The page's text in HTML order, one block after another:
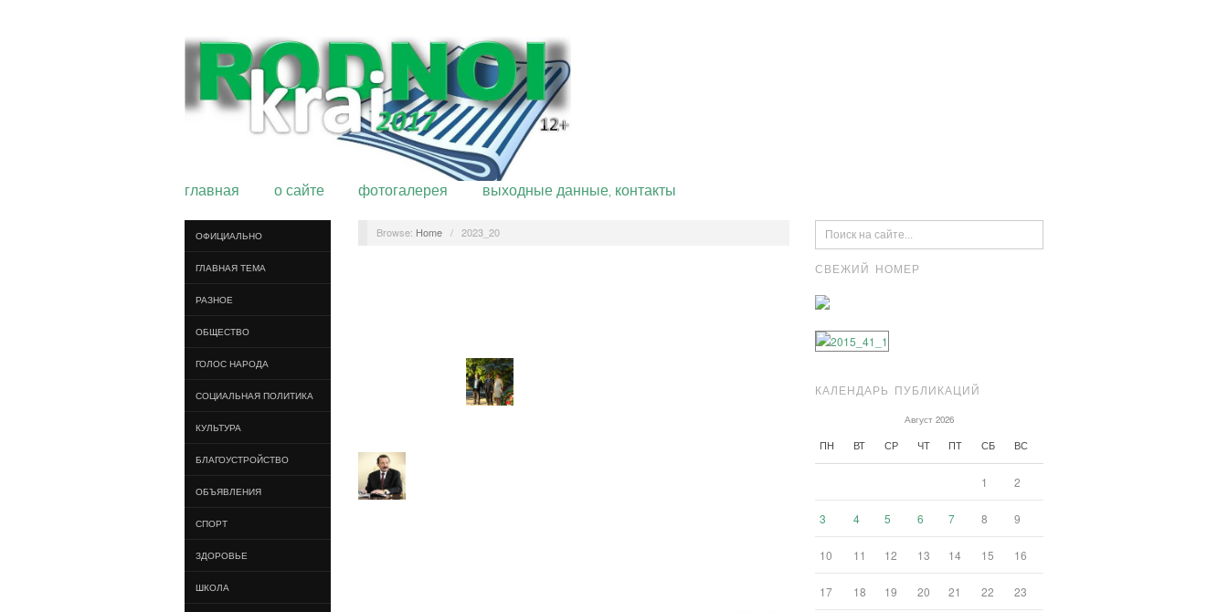
главная о сайте фотогалерея выходные данные, контакты
ОФИЦИАЛЬНО
ГЛАВНАЯ ТЕМА
РАЗНОЕ
ОБЩЕСТВО
ГОЛОС НАРОДА
СОЦИАЛЬНАЯ ПОЛИТИКА
КУЛЬТУРА
БЛАГОУСТРОЙСТВО
ОБЪЯВЛЕНИЯ
СПОРТ
ЗДОРОВЬЕ
ШКОЛА
Browse: Home / 2023_20
СВЕЖИЙ НОМЕР
КАЛЕНДАРЬ ПУБЛИКАЦИЙ
Август 2026
ПН ВТ СР ЧТ ПТ СБ ВС
1 2
3 4 5 6 7 8 9
10 11 12 13 14 15 16
17 18 19 20 21 22 23